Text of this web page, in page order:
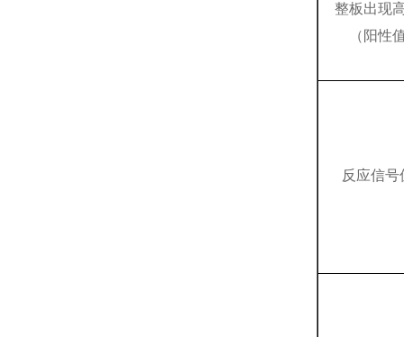
整板出现
（阳性
反应信号